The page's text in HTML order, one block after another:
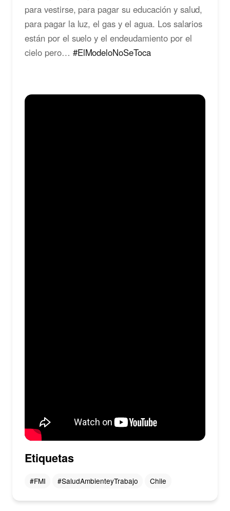
para vestirse, para pagar su educación y salud,
para pagar la luz, el gas y el agua. Los salarios
están por el suelo y el endeudamiento por el
cielo pero… #ElModeloNoSeToca
Etiquetas
#FMI #SaludAmbienteyTrabajo Chile